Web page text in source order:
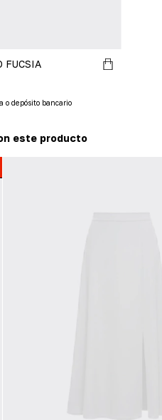
FUCSIA
o depósito bancario
este producto